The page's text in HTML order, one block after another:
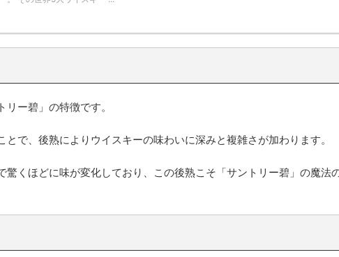
ー碧」の特徴です。
と で、後熟によりウイスキーの味わいに深みと複雑さが加わります。
驚くほどに味が変化しており、この後熟こそ「サントリー碧」の魔法